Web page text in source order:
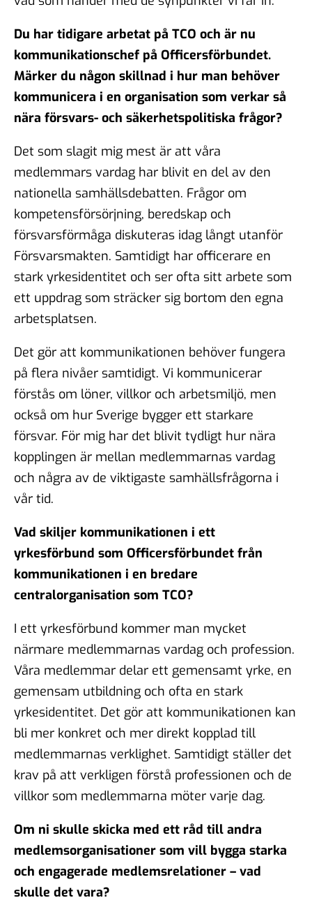
Du har tidigare arbetat på TCO och är nu
kommunikationschef på Officersförbundet.
Märker du någon skillnad i hur man behöver
kommunicera i en organisation som verkar så
nära försvars- och säkerhetspolitiska frågor?
Det som slagit mig mest är att våra
medlemmars vardag har blivit en del av den
nationella samhällsdebatten. Frågor om
kompetensförsörjning, beredskap och
försvarsförmåga diskuteras idag långt utanför
Försvarsmakten. Samtidigt har officerare en
stark yrkesidentitet och ser ofta sitt arbete som
ett uppdrag som sträcker sig bortom den egna
arbetsplatsen.
Det gör att kommunikationen behöver fungera
på flera nivåer samtidigt. Vi kommunicerar
förstås om löner, villkor och arbetsmiljö, men
också om hur Sverige bygger ett starkare
försvar. För mig har det blivit tydligt hur nära
kopplingen är mellan medlemmarnas vardag
och några av de viktigaste samhällsfrågorna i
vår tid.
Vad skiljer kommunikationen i ett
yrkesförbund som Officersförbundet från
kommunikationen i en bredare
centralorganisation som TCO?
I ett yrkesförbund kommer man mycket
närmare medlemmarnas vardag och profession.
Våra medlemmar delar ett gemensamt yrke, en
gemensam utbildning och ofta en stark
yrkesidentitet. Det gör att kommunikationen kan
bli mer konkret och mer direkt kopplad till
medlemmarnas verklighet. Samtidigt ställer det
krav på att verkligen förstå professionen och de
villkor som medlemmarna möter varje dag.
Om ni skulle skicka med ett råd till andra
medlemsorganisationer som vill bygga starka
och engagerade medlemsrelationer – vad
skulle det vara?